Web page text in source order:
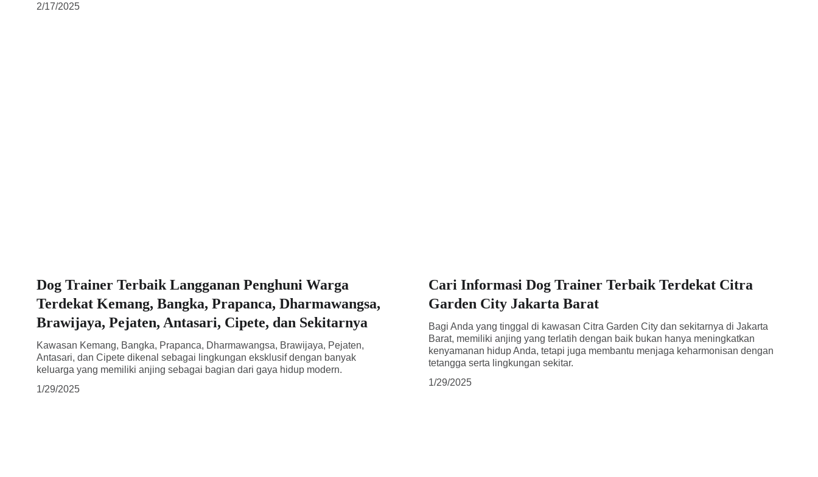
2/17/2025
Dog Trainer Terbaik Langganan Penghuni Warga
Terdekat Kemang, Bangka, Prapanca, Dharmawangsa,
Brawijaya, Pejaten, Antasari, Cipete, dan Sekitarnya
Kawasan Kemang, Bangka, Prapanca, Dharmawangsa, Brawijaya, Pejaten,
Antasari, dan Cipete dikenal sebagai lingkungan eksklusif dengan banyak
keluarga yang memiliki anjing sebagai bagian dari gaya hidup modern.
1/29/2025
Cari Informasi Dog Trainer Terbaik Terdekat Citra
Garden City Jakarta Barat
Bagi Anda yang tinggal di kawasan Citra Garden City dan sekitarnya di Jakarta
Barat, memiliki anjing yang terlatih dengan baik bukan hanya meningkatkan
kenyamanan hidup Anda, tetapi juga membantu menjaga keharmonisan dengan
tetangga serta lingkungan sekitar.
1/29/2025